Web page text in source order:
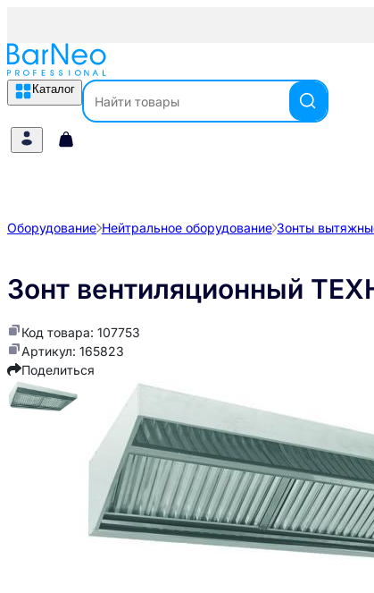
Каталог
Оборудование Нейтральное оборудование Зонты
Зонт вентиляционный
Код товара: 107753
Артикул: 165823
Поделиться